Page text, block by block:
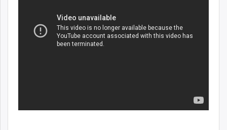
Livetv.mn
zarig.mn